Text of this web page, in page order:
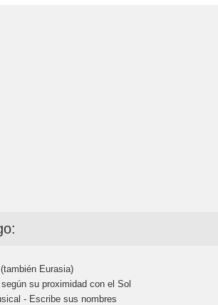
Eurasia)
su proximidad con el Sol
- Escribe sus nombres